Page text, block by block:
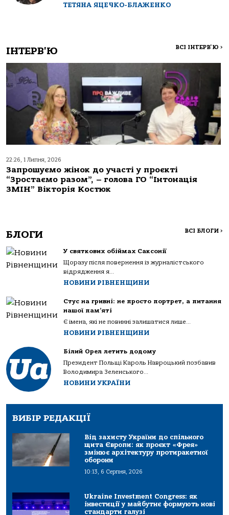
ТЕТЯНА ЯЦЕЧКО-БЛАЖЕНКО
ІНТЕРВ'Ю ВСІ ІНТЕРВ'Ю >
22:26, 1 Липня, 2026
Запрошуємо жінок до участі у проєкті
“Зростаємо разом”, – голова ГО “Інтонація
ЗМІН” Вікторія Костюк
БЛОГИ ВСІ БЛОГИ >
У святкових обіймах Саксонії
Щоразу після повернення із журналістського
відрядження я...
НОВИНИ РІВНЕНЩИНИ
Стус на гривні: не просто портрет, а питання
нашої пам’яті
Є імена, які не повинні залишатися лише...
НОВИНИ РІВНЕНЩИНИ
Білий Орел летить додому
Президент Польщі Кароль Навроцький позбавив
Володимира Зеленського...
НОВИНИ УКРАЇНИ
ВИБІР РЕДАКЦІЇ
Від захисту України до спільного
щита Європи: як проєкт «Фрея»
змінює архітектуру протиракетної
оборони
10:13, 6 Серпня, 2026
Ukraine Investment Congress: як
інвестиції у майбутнє формують нові
стандарти галузі